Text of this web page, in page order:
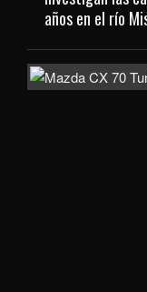
años en el río